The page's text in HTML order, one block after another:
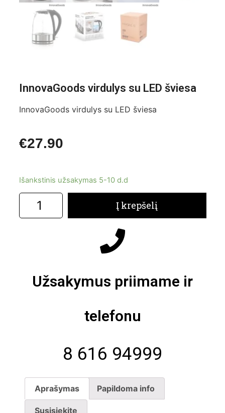
InnovaGoods virdulys su LED šviesa
InnovaGoods virdulys su LED šviesa
€27.90
Išankstinis užsakymas 5-10 d.d
Į krepšelį
Užsakymus priimame ir
telefonu
8 616 94999
Aprašymas Papildoma info
Susisiekite